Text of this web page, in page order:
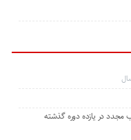
مجدد در یازده دوره گذشته